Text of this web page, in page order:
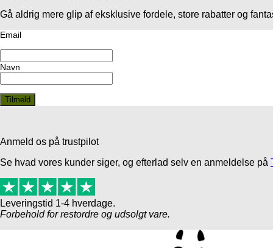
Gå aldrig mere glip af eksklusive fordele, store rabatter og
Email
Navn
Anmeld os på trustpilot
Se hvad vores kunder siger, og efterlad selv en anmeldelse på
Leveringstid 1-4 hverdage.
Forbehold for restordre og udsolgt vare.